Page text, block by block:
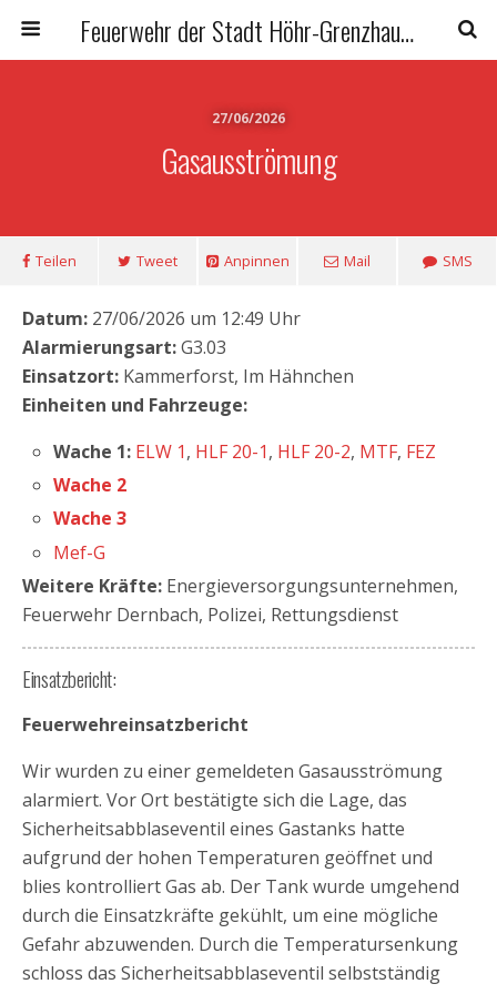
Feuerwehr der Stadt Höhr-Grenzhausen
27/06/2026
Gasausströmung
Teilen Tweet Anpinnen Mail SMS
Datum: 27/06/2026 um 12:49 Uhr
Alarmierungsart:G3.03
Einsatzort: Kammerforst, Im Hähnchen
Einheiten und Fahrzeuge:
Wache 1: ELW 1, HLF 20-1, HLF 20-2, MTF, FEZ
Wache 2
Wache 3
Mef-G
Weitere Kräfte: Energieversorgungsunternehmen,
Feuerwehr Dernbach, Polizei, Rettungsdienst
Einsatzbericht:
Feuerwehreinsatzbericht
Wir wurden zu einer gemeldeten Gasausströmung
alarmiert. Vor Ort bestätigte sich die Lage, das
Sicherheitsabblaseventil eines Gastanks hatte
aufgrund der hohen Temperaturen geöffnet und
blies kontrolliert Gas ab. Der Tank wurde umgehend
durch die Einsatzkräfte gekühlt, um eine mögliche
Gefahr abzuwenden. Durch die Temperatursenkung
schloss das Sicherheitsabblaseventil selbstständig